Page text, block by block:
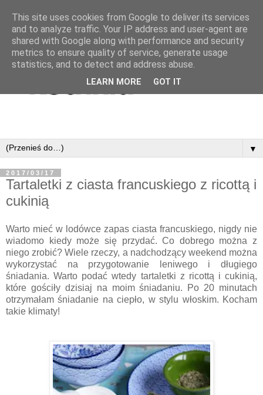
▼
2017/03/17
Tartaletki z ciasta francuskiego z ricottą i
cukinią
Warto mieć w lodówce zapas ciasta francuskiego, nigdy nie
wiadomo kiedy może się przydać. Co dobrego można z
niego zrobić? Wiele rzeczy, a nadchodzący weekend można
wykorzystać na przygotowanie leniwego i długiego
śniadania. Warto podać wtedy tartaletki z ricottą i cukinią,
które gościły dzisiaj na moim śniadaniu. Po 20 minutach
otrzymałam śniadanie na ciepło, w stylu włoskim. Kocham
takie klimaty!
This site uses cookies from Google to deliver its services
and to analyze traffic. Your IP address and user-agent are
shared with Google along with performance and security
metrics to ensure quality of service, generate usage
statistics, and to detect and address abuse.
LEARN MORE GOT IT